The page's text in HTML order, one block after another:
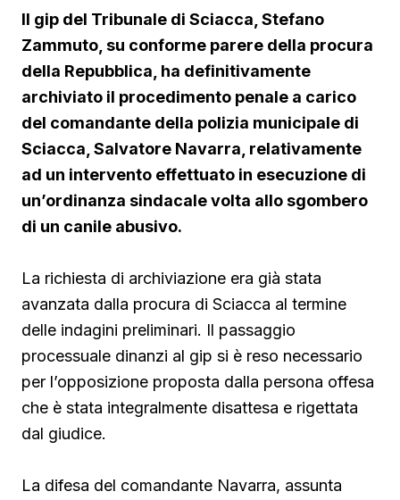
Il gip del Tribunale di Sciacca, Stefano
Zammuto, su conforme parere della procura
della Repubblica, ha definitivamente
archiviato il procedimento penale a carico
del comandante della polizia municipale di
Sciacca, Salvatore Navarra, relativamente
ad un intervento effettuato in esecuzione di
un’ordinanza sindacale volta allo sgombero
di un canile abusivo.
La richiesta di archiviazione era già stata
avanzata dalla procura di Sciacca al termine
delle indagini preliminari. Il passaggio
processuale dinanzi al gip si è reso necessario
per l’opposizione proposta dalla persona offesa
che è stata integralmente disattesa e rigettata
dal giudice.
La difesa del comandante Navarra, assunta